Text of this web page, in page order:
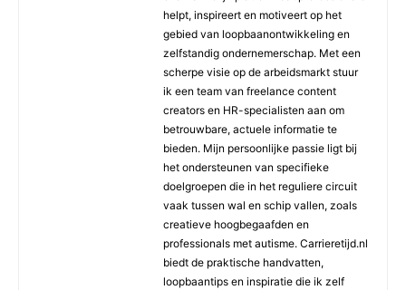
helpt, inspireert en motiveert op het
gebied van loopbaanontwikkeling en
zelfstandig ondernemerschap. Met een
scherpe visie op de arbeidsmarkt stuur
ik een team van freelance content
creators en HR-specialisten aan om
betrouwbare, actuele informatie te
bieden. Mijn persoonlijke passie ligt bij
het ondersteunen van specifieke
doelgroepen die in het reguliere circuit
vaak tussen wal en schip vallen, zoals
creatieve hoogbegaafden en
professionals met autisme. Carrieretijd.nl
biedt de praktische handvatten,
loopbaantips en inspiratie die ik zelf